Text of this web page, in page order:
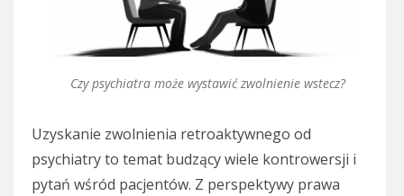
Czy psychiatra może wystawić zwolnienie wstecz?
Uzyskanie zwolnienia retroaktywnego od
psychiatry to temat budzący wiele kontrowersji i
pytań wśród pacjentów. Z perspektywy prawa